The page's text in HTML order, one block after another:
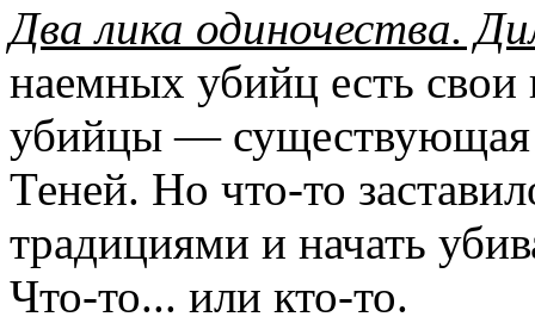
Два лика одиночества.
наемных убийц есть
убийцы — существующая
Теней. Но что-то
традициями и начать
Что-то... или кто-то.